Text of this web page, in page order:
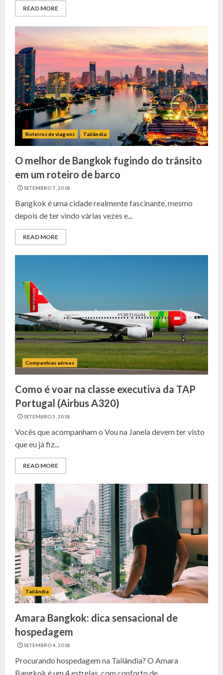
READ MORE
Roteiros de viagens Tailândia
O melhor de Bangkok fugindo do trânsito
em um roteiro de barco
SETEMBRO 7, 2018
Bangkok é uma cidade realmente fascinante, mesmo
depois de ter vindo várias vezes e...
READ MORE
Companhias aéreas
Como é voar na classe executiva da TAP
Portugal (Airbus A320)
SETEMBRO 5, 2018
Vocês que acompanham o Vou na Janela devem ter visto
que eu já fiz...
READ MORE
Tailândia
Amara Bangkok: dica sensacional de
hospedagem
SETEMBRO 4, 2018
Procurando hospedagem na Tailândia? O Amara
Bangkok é um 4 estrelas, com conforto de...